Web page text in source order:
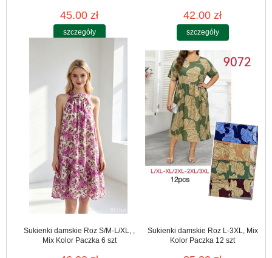
45.00 zł
szczegóły
42.00 zł
szczegóły
Sukienki damskie Roz S/M-L/XL, ,
Mix Kolor Paczka 6 szt
Sukienki damskie Roz L-3XL, Mix
Kolor Paczka 12 szt